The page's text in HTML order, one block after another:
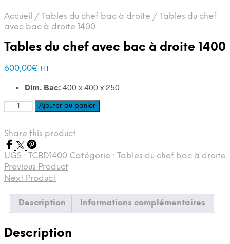
Accueil / Tables du chef bac à droite / Tables du chef
avec bac à droite 1400
Tables du chef avec bac à droite 1400
600,00€ HT
Dim. Bac: 400 x 400 x 250
quantité
de
du
chef
avec
bac
à
1400
Ajouter au panier
Share this product
UGS : TCBD1400 Catégorie : Tables du chef bac à droite
Previous Product
Next Product
Description Informations complémentaires
Description